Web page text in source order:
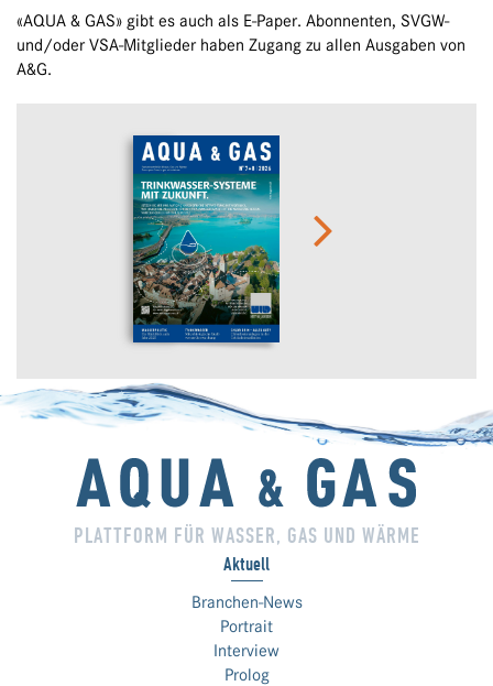
«AQUA & GAS» gibt es auch als E-Paper. Abonnenten, SVGW-
und/oder VSA-Mitglieder haben Zugang zu allen Ausgaben von
A&G.
PLATTFORM FÜR WASSER, GAS UND WÄRME
Aktuell
Branchen-News
Portrait
Interview
Prolog